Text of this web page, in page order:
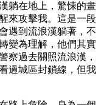
躺在地上，驚悚的畫
來攻擊我。這是一段
遇到流浪漢躺著，不
變為理解，他們其實
察過去關照流浪漢，
過城區封鎖線，但我